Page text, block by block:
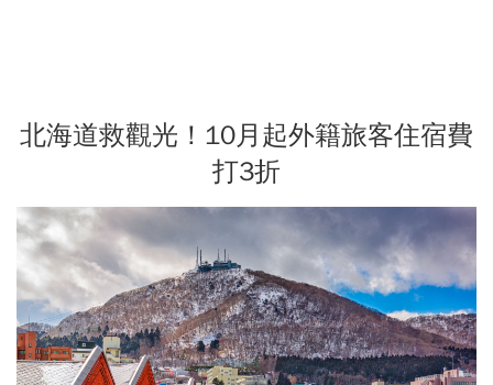
北海道救觀光！10月起外籍旅客住宿費
打3折